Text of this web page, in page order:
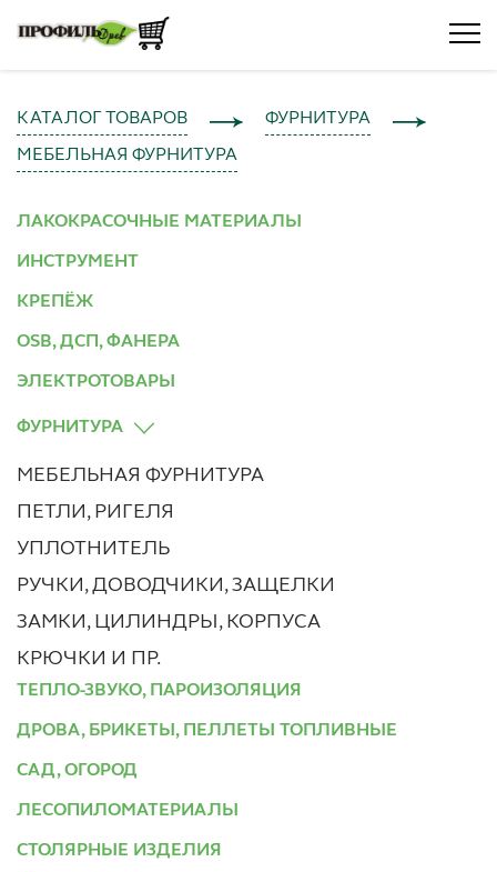
КАТАЛОГ ТОВАРОВ ФУРНИТУРА
МЕБЕЛЬНАЯ ФУРНИТУРА
ЛАКОКРАСОЧНЫЕ МАТЕРИАЛЫ
ИНСТРУМЕНТ
КРЕПЁЖ
OSB, ДСП, ФАНЕРА
ЭЛЕКТРОТОВАРЫ
ФУРНИТУРА
МЕБЕЛЬНАЯ ФУРНИТУРА
ПЕТЛИ, РИГЕЛЯ
УПЛОТНИТЕЛЬ
РУЧКИ, ДОВОДЧИКИ, ЗАЩЕЛКИ
ЗАМКИ, ЦИЛИНДРЫ, КОРПУСА
КРЮЧКИ И ПР.
ТЕПЛО-ЗВУКО, ПАРОИЗОЛЯЦИЯ
ДРОВА, БРИКЕТЫ, ПЕЛЛЕТЫ ТОПЛИВНЫЕ
САД, ОГОРОД
ЛЕСОПИЛОМАТЕРИАЛЫ
СТОЛЯРНЫЕ ИЗДЕЛИЯ